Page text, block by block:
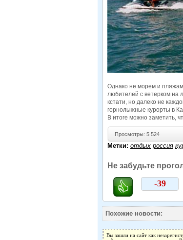
Однако не морем и
любителей с ветерком на
кстати, но далеко не
горнолыжные курорты в
В итоге можно заметить,
Просмотры: 5 524
Метки: отдых россия
Не забудьте
-39
Похожие новости:
Вы зашли на сайт как